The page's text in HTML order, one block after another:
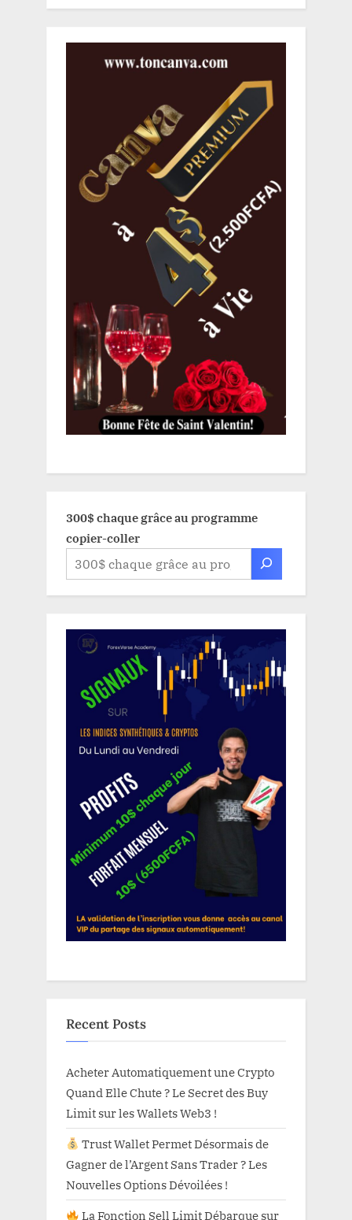
300$ chaque grâce au programme
copier-coller
Recent Posts
Acheter Automatiquement une Crypto
Quand Elle Chute ? Le Secret des Buy
Limit sur les Wallets Web3 !
Trust Wallet Permet Désormais de
Gagner de l’Argent Sans Trader ? Les
Nouvelles Options Dévoilées !
La Fonction Sell Limit Débarque sur